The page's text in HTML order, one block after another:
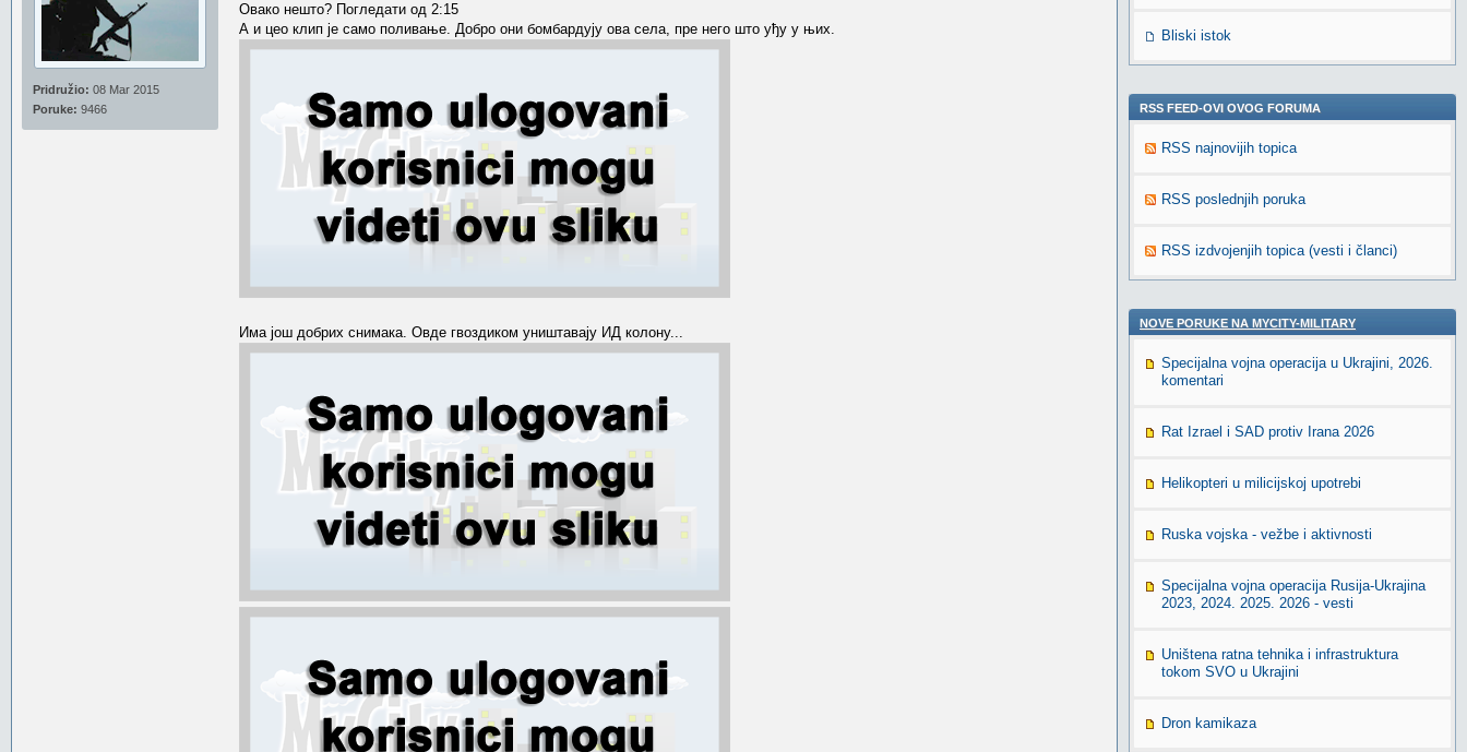
Pridružio: 08 Mar 2015
Poruke: 9466
Овако нешто? Погледати од 2:15
А и цео клип је само поливање. Добро они бомбардују ова села, пре него што уђу у њих.
Има још добрих снимака. Овде гвоздиком уништавају ИД колону...
Bliski istok
RSS FEED-OVI OVOG FORUMA
RSS najnovijih topica
RSS poslednjih poruka
RSS izdvojenjih topica (vesti i članci)
NOVE PORUKE NA MYCITY-MILITARY
Specijalna vojna operacija u Ukrajini, 2026.
komentari
Rat Izrael i SAD protiv Irana 2026
Helikopteri u milicijskoj upotrebi
Ruska vojska - vežbe i aktivnosti
Specijalna vojna operacija Rusija-Ukrajina
2023, 2024. 2025. 2026 - vesti
Uništena ratna tehnika i infrastruktura
tokom SVO u Ukrajini
Dron kamikaza